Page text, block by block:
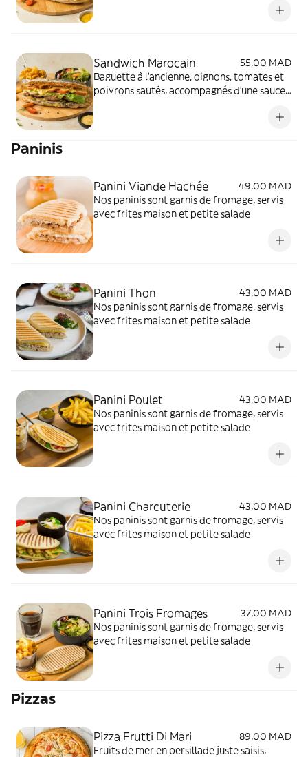
Sandwich Marocain
55,00 MAD
Baguette à l'ancienne, oignons, tomates et
poivrons sautés, accompagnés d'une sauce
Paninis
Panini Viande Hachée
49,00 MAD
Nos paninis sont garnis de fromage, servis
avec frites maison et petite salade
Panini Thon
43,00 MAD
Nos paninis sont garnis de fromage, servis
avec frites maison et petite salade
Panini Poulet
43,00 MAD
Nos paninis sont garnis de fromage, servis
avec frites maison et petite salade
Panini Charcuterie
43,00 MAD
Nos paninis sont garnis de fromage, servis
avec frites maison et petite salade
Panini Trois Fromages
37,00 MAD
Nos paninis sont garnis de fromage, servis
avec frites maison et petite salade
Pizzas
Pizza Frutti Di Mari
89,00 MAD
Fruits de mer en persillade juste saisis,